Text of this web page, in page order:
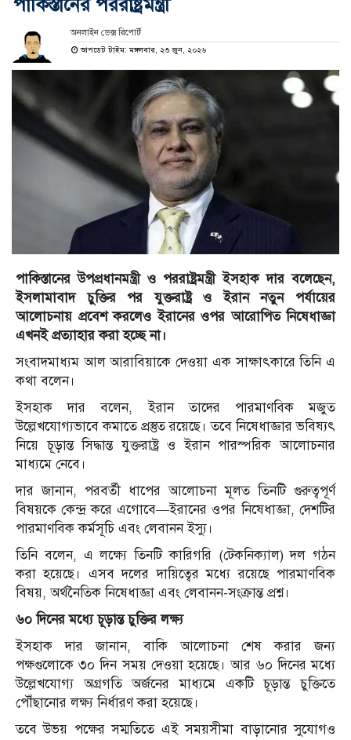
পাকিস্তানের পররাষ্ট্রমন্ত্রী
অনলাইন ডেক্স রিপোর্ট
আপডেট টাইম: মঙ্গলবার, ২৩ জুন, ২০২৬
পাকিস্তানের উপপ্রধানমন্ত্রী ও পররাষ্ট্রমন্ত্রী ইসহাক দার বলেছেন,
ইসলামাবাদ চুক্তির পর যুক্তরাষ্ট্র ও ইরান নতুন পর্যায়ের
আলোচনায় প্রবেশ করলেও ইরানের ওপর আরোপিত নিষেধাজ্ঞা
এখনই প্রত্যাহার করা হচ্ছে না।
সংবাদমাধ্যম আল আরাবিয়াকে দেওয়া এক সাক্ষাৎকারে তিনি এ
কথা বলেন।
ইসহাক দার বলেন, ইরান তাদের পারমাণবিক মজুত
উল্লেখযোগ্যভাবে কমাতে প্রস্তুত রয়েছে। তবে নিষেধাজ্ঞার ভবিষ্যৎ
নিয়ে চূড়ান্ত সিদ্ধান্ত যুক্তরাষ্ট্র ও ইরান পারস্পরিক আলোচনার
মাধ্যমে নেবে।
দার জানান, পরবর্তী ধাপের আলোচনা মূলত তিনটি গুরুত্বপূর্ণ
বিষয়কে কেন্দ্র করে এগোবে—ইরানের ওপর নিষেধাজ্ঞা, দেশটির
পারমাণবিক কর্মসূচি এবং লেবানন ইস্যু।
তিনি বলেন, এ লক্ষ্যে তিনটি কারিগরি (টেকনিক্যাল) দল গঠন
করা হয়েছে। এসব দলের দায়িত্বের মধ্যে রয়েছে পারমাণবিক
বিষয়, অর্থনৈতিক নিষেধাজ্ঞা এবং লেবানন-সংক্রান্ত প্রশ্ন।
৬০ দিনের মধ্যে চূড়ান্ত চুক্তির লক্ষ্য
ইসহাক দার জানান, বাকি আলোচনা শেষ করার জন্য
পক্ষগুলোকে ৩০ দিন সময় দেওয়া হয়েছে। আর ৬০ দিনের মধ্যে
উল্লেখযোগ্য অগ্রগতি অর্জনের মাধ্যমে একটি চূড়ান্ত চুক্তিতে
পৌঁছানোর লক্ষ্য নির্ধারণ করা হয়েছে।
তবে উভয় পক্ষের সম্মতিতে এই সময়সীমা বাড়ানোর সুযোগও